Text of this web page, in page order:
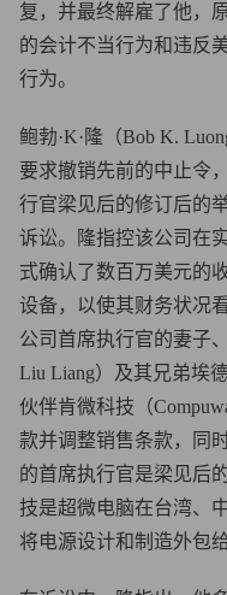
复，并最终解雇了他，
的会计不当行为和违反
行为。
鲍勃·K·隆（Bob K.
要求撤销先前的中止令
行官梁见后的修订后的
诉讼。隆指控该公司在
式确认了数百万美元的
设备，以使其财务状况
公司首席执行官的妻子
Liu Liang）及其兄弟埃
伙伴肯微科技（
款并调整销售条款，同
的首席执行官是梁见后
技是超微电脑在台湾、
将电源设计和制造外包